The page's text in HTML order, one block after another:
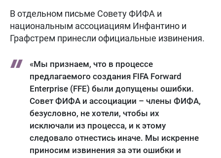
В отдельном письме Совету ФИФА и
национальным ассоциациям Инфантино и
Графстрем принесли официальные извинения.
«Мы признаем, что в процессе
предлагаемого создания FIFA Forward
Enterprise (FFE) были допущены ошибки.
Совет ФИФА и ассоциации – члены ФИФА,
безусловно, не хотели, чтобы их
исключали из процесса, и к этому
следовало отнестись иначе. Мы искренне
приносим извинения за эти ошибки и